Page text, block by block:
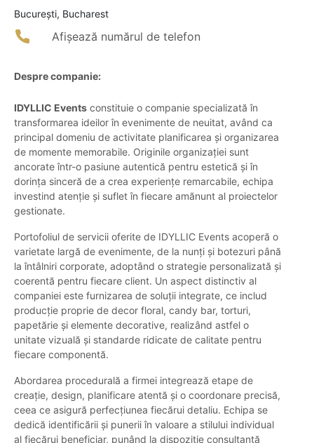
Bucureşti, Bucharest
Afișează numărul de telefon
Despre companie:
IDYLLIC Events constituie o companie specializată în
transformarea ideilor în evenimente de neuitat, având ca
principal domeniu de activitate planificarea și organizarea
de momente memorabile. Originile organizației sunt
ancorate într-o pasiune autentică pentru estetică și în
dorința sinceră de a crea experiențe remarcabile, echipa
investind atenție și suflet în fiecare amănunt al proiectelor
gestionate.
Portofoliul de servicii oferite de IDYLLIC Events acoperă o
varietate largă de evenimente, de la nunți și botezuri până
la întâlniri corporate, adoptând o strategie personalizată și
coerentă pentru fiecare client. Un aspect distinctiv al
companiei este furnizarea de soluții integrate, ce includ
producție proprie de decor floral, candy bar, torturi,
papetărie și elemente decorative, realizând astfel o
unitate vizuală și standarde ridicate de calitate pentru
fiecare componentă.
Abordarea procedurală a firmei integrează etape de
creație, design, planificare atentă și o coordonare precisă,
ceea ce asigură perfecțiunea fiecărui detaliu. Echipa se
dedică identificării și punerii în valoare a stilului individual
al fiecărui beneficiar, punând la dispoziție consultanță